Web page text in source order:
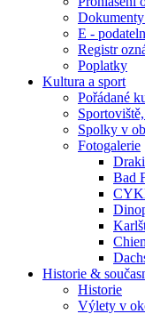
E -
Registr
Poplatky
Kultura a sport
Pořádané
Spolky v
Fotogalerie
Bad
Historie &
Historie
Výlety v